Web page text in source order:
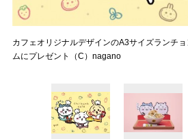
カフェオリジナルデザインのA3サイズランチ
ムにプレゼント（C）nagano